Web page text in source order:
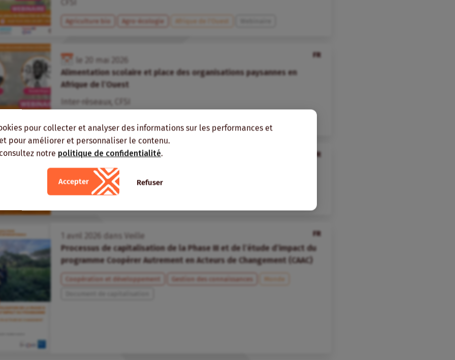
pour collecter et analyser des informations sur les performances et
pour améliorer et personnaliser le contenu.
notre politique de confidentialité.
Accepter Refuser
Agriculture bio Agro-écologie Afrique de l’Ouest
FR
le mai
Alimentation scolaire et place des organisations paysannes en
Afrique de l’Ouest
Inter-réseaux
FR
24 avril2026dansVeille
Webinaire: paysannes des suds, agroécologie féministe et regards
croisés
FR
avril dans
Veille
Processus de capitalisation de la Phase III et de l’étude d’impact du
programme Coopérer Autrement en Acteurs de Changement (CAAC)
Coopération et développement Gestion des connaissances
Monde